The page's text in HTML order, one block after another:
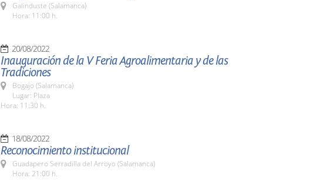
Galinduste (Salamanca)
Hora: 11:00 h.
20/08/2022
Inauguración de la V Feria Agroalimentaria y de las
Tradiciones
Bogajo (Salamanca)
Lugar: Plaza
Hora: 11:30 h.
18/08/2022
Reconocimiento institucional
Guadapero Serradilla del Arroyo (Salamanca)
Hora: 21:00 h.